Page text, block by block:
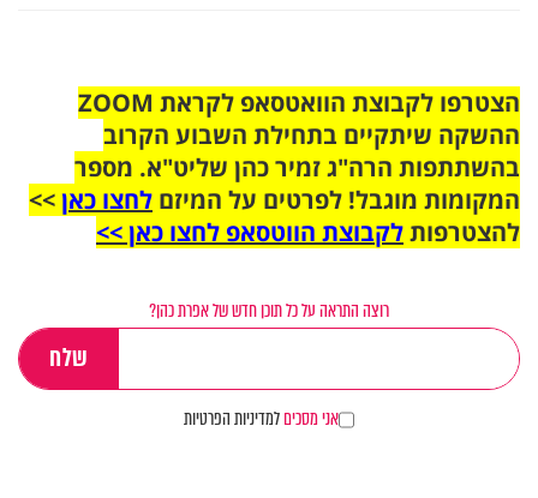
הצטרפו לקבוצת הוואטסאפ לקראת ZOOM
ההשקה שיתקיים בתחילת השבוע הקרוב
בהשתתפות הרה"ג זמיר כהן שליט"א. מספר
המקומות מוגבל! לפרטים על המיזם לחצו כאן>>
להצטרפותלקבוצת הווטסאפ לחצו כאן >>
רוצה התראה על כל תוכן חדש של אפרת כהן?
אני מסכיםלמדיניות הפרטיות